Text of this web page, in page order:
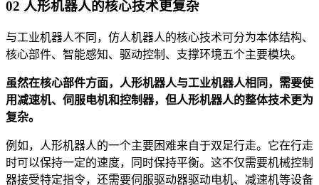
02 人形机器人的核心技术更复杂
与工业机器人不同，仿人机器人的核心技术可分为本体结构、
核心部件、智能感知、驱动控制、支撑环境五个主要模块。
虽然在核心部件方面，人形机器人与工业机器人相同，需要使
用减速机、伺服电机和控制器，但人形机器人的整体技术更为
复杂。
例如，人形机器人的一个主要困难来自于双足行走。它在行走
时可以保持一定的速度，同时保持平衡。这不仅需要机械控制
器接受特定指令，还需要伺服驱动器驱动电机、减速机等设备